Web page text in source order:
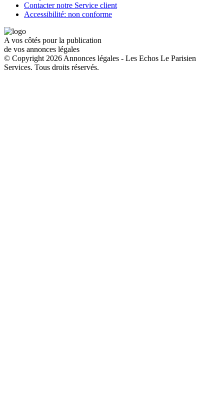
Contacter notre Service client
Accessibilité: non conforme
A vos côtés pour la publication
de vos annonces légales
© Copyright 2026 Annonces légales - Les Echos Le Parisien
Services. Tous droits réservés.